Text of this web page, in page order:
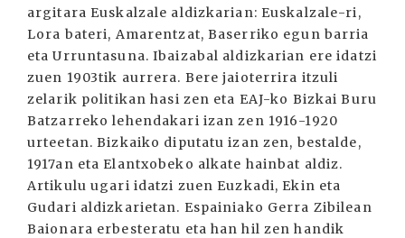
argitara Euskalzale aldizkarian: Euskalzale-ri,
Lora bateri, Amarentzat, Baserriko egun barria
eta Urruntasuna. Ibaizabal aldizkarian ere idatzi
zuen 1903tik aurrera. Bere jaioterrira itzuli
zelarik politikan hasi zen eta EAJ-ko Bizkai Buru
Batzarreko lehendakari izan zen 1916-1920
urteetan. Bizkaiko diputatu izan zen, bestalde,
1917an eta Elantxobeko alkate hainbat aldiz.
Artikulu ugari idatzi zuen Euzkadi, Ekin eta
Gudari aldizkarietan. Espainiako Gerra Zibilean
Baionara erbesteratu eta han hil zen handik